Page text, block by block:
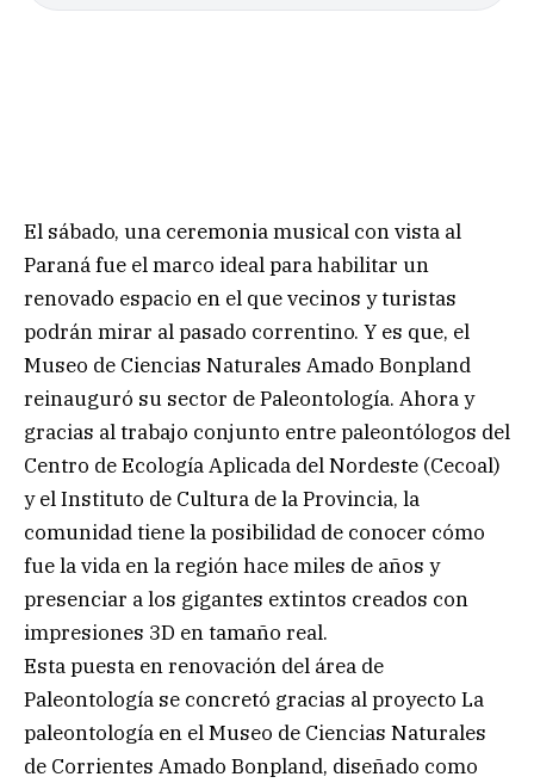
El sábado, una ceremonia musical con vista al
Paraná fue el marco ideal para habilitar un
renovado espacio en el que vecinos y turistas
podrán mirar al pasado correntino. Y es que, el
Museo de Ciencias Naturales Amado Bonpland
reinauguró su sector de Paleontología. Ahora y
gracias al trabajo conjunto entre paleontólogos del
Centro de Ecología Aplicada del Nordeste (Cecoal)
y el Instituto de Cultura de la Provincia, la
comunidad tiene la posibilidad de conocer cómo
fue la vida en la región hace miles de años y
presenciar a los gigantes extintos creados con
impresiones 3D en tamaño real.
Esta puesta en renovación del área de
Paleontología se concretó gracias al proyecto La
paleontología en el Museo de Ciencias Naturales
de Corrientes Amado Bonpland, diseñado como